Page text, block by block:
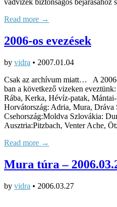
vadvizek biztonságos bejárásához
Read more →
2006-os evezések
by vidra • 2007.01.04
Csak az archívum miatt… A
ban a következő vizeken
Rába, Kerka, Hévíz-patak,
Horvátország: Adria, Mura, Dráva
Csehország:Moldva Szlovákia:
Ausztria:Pitzbach, Venter Ache,
Read more →
Mura túra –
by vidra • 2006.03.27